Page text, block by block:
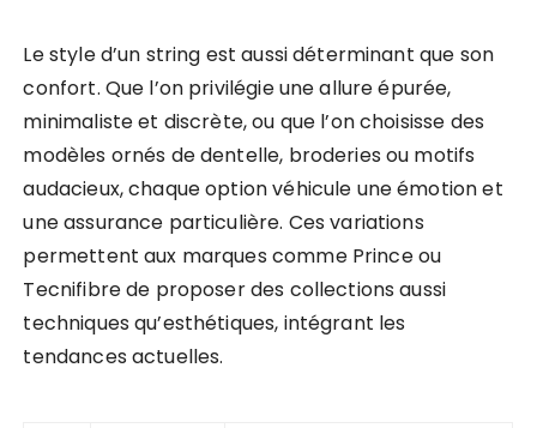
Le style d’un string est aussi déterminant que son
confort. Que l’on privilégie une allure épurée,
minimaliste et discrète, ou que l’on choisisse des
modèles ornés de dentelle, broderies ou motifs
audacieux, chaque option véhicule une émotion et
une assurance particulière. Ces variations
permettent aux marques comme Prince ou
Tecnifibre de proposer des collections aussi
techniques qu’esthétiques, intégrant les
tendances actuelles.